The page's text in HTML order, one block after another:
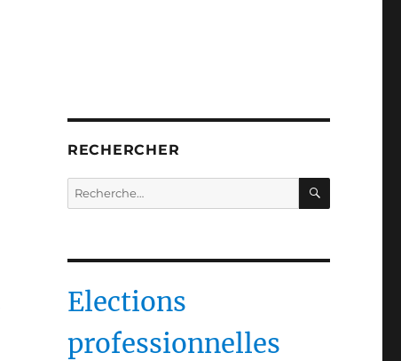
RECHERCHER
Recherche
pour :
Elections
professionnelles